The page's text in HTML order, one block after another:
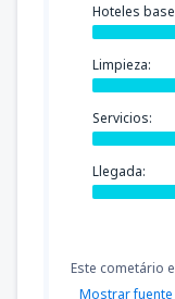
Hoteles
Limpieza:
Servicios:
Llegada:
Este cometário
Mostrar fuente